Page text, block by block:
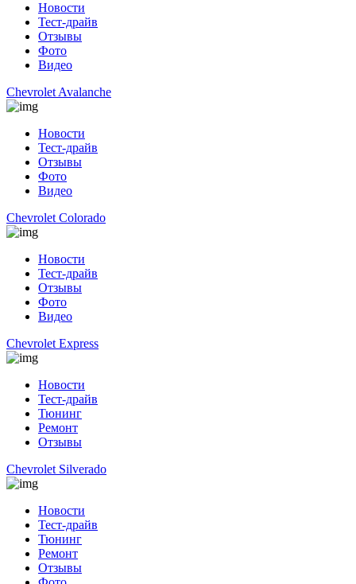
Новости
Тест-драйв
Отзывы
Фото
Видео
Chevrolet Avalanche
Новости
Тест-драйв
Отзывы
Фото
Видео
Chevrolet Colorado
Новости
Тест-драйв
Отзывы
Фото
Видео
Chevrolet Express
Новости
Тест-драйв
Тюнинг
Ремонт
Отзывы
Chevrolet Silverado
Новости
Тест-драйв
Тюнинг
Ремонт
Отзывы